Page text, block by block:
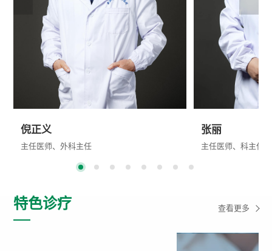
研究机构
临床试验机构 转化医学中心
博士后科研工作
站
倪正义
主任医师、外科主任
最早在省内开展微创胸腔镜肺癌根治术。首创
法需切除2-4根肋骨)。擅长各类胸腔镜微创胸
科手术:包括肺癌根治﹑pancoast 瘤﹑支气管
查看更多
张丽
主任医师、科主任
结核病诊治15年。
肿瘤及肺部疑难疾
特色诊疗 查看更多